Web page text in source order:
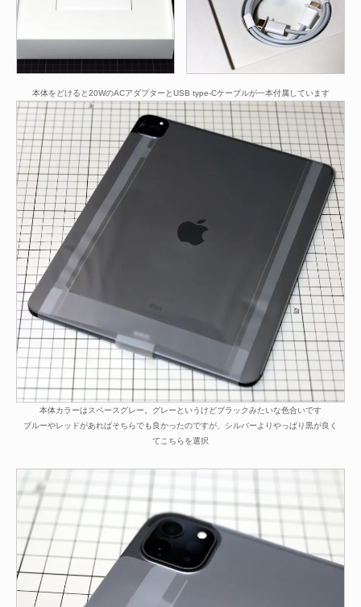
本体をどけると20WのACアダプターとUSB type-Cケーブルが一本付属しています
本体カラーはスペースグレー。グレーというけどブラックみたいな色合いです
ブルーやレッドがあればそちらでも良かったのですが、シルバーよりやっぱり黒が良く
てこちらを選択